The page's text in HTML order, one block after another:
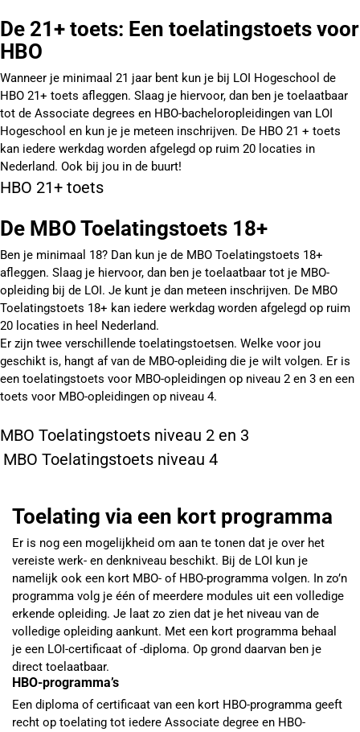
De 21+ toets: Een toelatingstoets voor
HBO
Wanneer je minimaal 21 jaar bent kun je bij LOI Hogeschool de
HBO 21+ toets afleggen. Slaag je hiervoor, dan ben je toelaatbaar
tot de Associate degrees en HBO-bacheloropleidingen van LOI
Hogeschool en kun je je meteen inschrijven. De HBO 21 + toets
kan iedere werkdag worden afgelegd op ruim 20 locaties in
Nederland. Ook bij jou in de buurt!
HBO 21+ toets
De MBO Toelatingstoets 18+
Ben je minimaal 18? Dan kun je de MBO Toelatingstoets 18+
afleggen. Slaag je hiervoor, dan ben je toelaatbaar tot je MBO-
opleiding bij de LOI. Je kunt je dan meteen inschrijven. De MBO
Toelatingstoets 18+ kan iedere werkdag worden afgelegd op ruim
20 locaties in heel Nederland.
Er zijn twee verschillende toelatingstoetsen. Welke voor jou
geschikt is, hangt af van de MBO-opleiding die je wilt volgen. Er is
een toelatingstoets voor MBO-opleidingen op niveau 2 en 3 en een
toets voor MBO-opleidingen op niveau 4.
MBO Toelatingstoets niveau 2 en 3
MBO Toelatingstoets niveau 4
Toelating via een kort programma
Er is nog een mogelijkheid om aan te tonen dat je over het
vereiste werk- en denkniveau beschikt. Bij de LOI kun je
namelijk ook een kort MBO- of HBO-programma volgen. In zo’n
programma volg je één of meerdere modules uit een volledige
erkende opleiding. Je laat zo zien dat je het niveau van de
volledige opleiding aankunt. Met een kort programma behaal
je een LOI-certificaat of -diploma. Op grond daarvan ben je
direct toelaatbaar.
HBO-programma’s
Een diploma of certificaat van een kort HBO-programma geeft
recht op toelating tot iedere Associate degree en HBO-